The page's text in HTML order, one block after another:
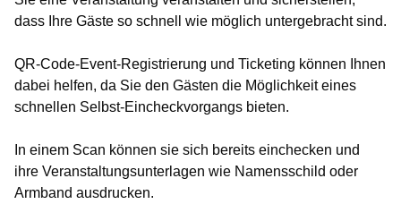
dass Ihre Gäste so schnell wie möglich untergebracht sind.
QR-Code-Event-Registrierung und Ticketing können Ihnen
dabei helfen, da Sie den Gästen die Möglichkeit eines
schnellen Selbst-Eincheckvorgangs bieten.
In einem Scan können sie sich bereits einchecken und
ihre Veranstaltungsunterlagen wie Namensschild oder
Armband ausdrucken.